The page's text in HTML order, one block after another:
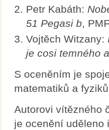
Petr Kabáth:
51 Pegasi b,
Vojtěch Witzany:
je cosi temného
S oceněním je
matematiků a
Autorovi vítězného
je ocenění uděleno